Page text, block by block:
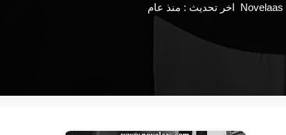
اخر تحديث : منذ عام